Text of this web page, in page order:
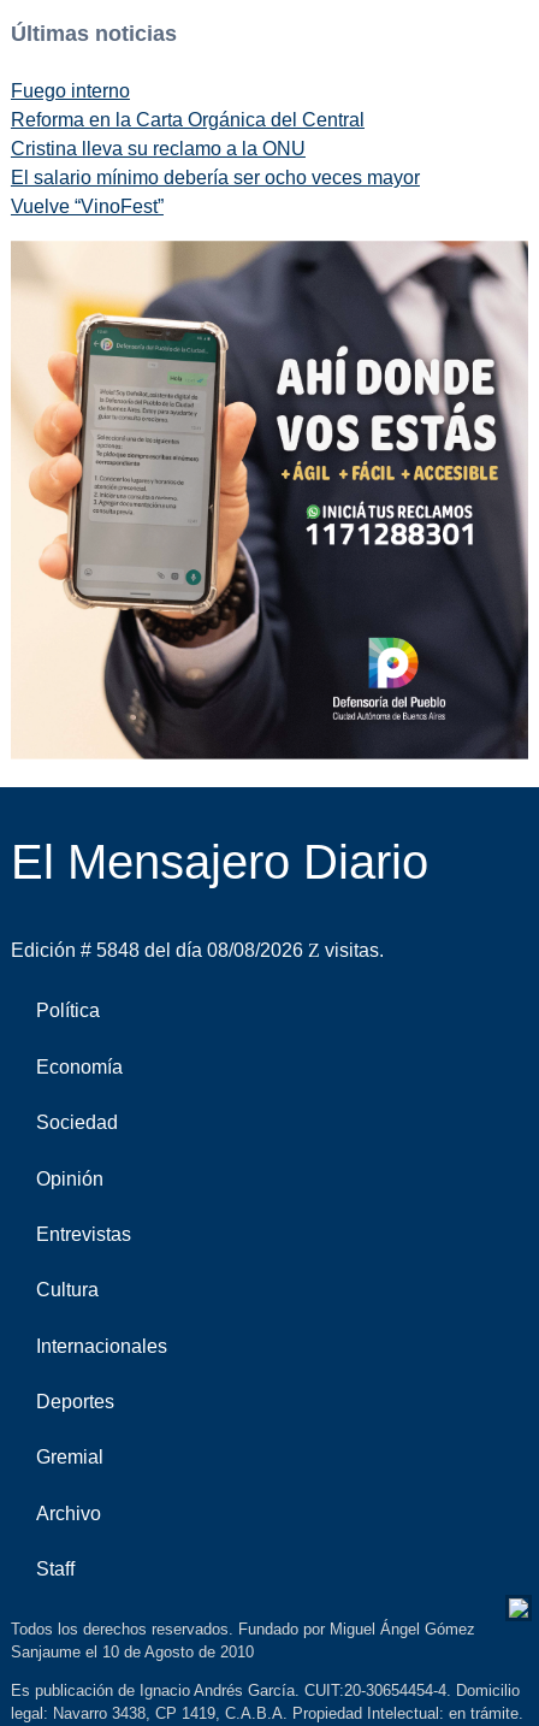
Últimas noticias
Fuego interno
Reforma en la Carta Orgánica del Central
Cristina lleva su reclamo a la ONU
El salario mínimo debería ser ocho veces mayor
Vuelve “VinoFest”
El Mensajero Diario
Edición # 5848 del día 08/08/2026 visitas.
Política
Economía
Sociedad
Opinión
Entrevistas
Cultura
Internacionales
Deportes
Gremial
Archivo
Staff
Todos los derechos reservados. Fundado por Miguel Ángel Gómez
Sanjaume el 10 de Agosto de 2010
Es publicación de Ignacio Andrés García. CUIT:20-30654454-4. Domicilio
legal: Navarro 3438, CP 1419, C.A.B.A. Propiedad Intelectual: en trámite.